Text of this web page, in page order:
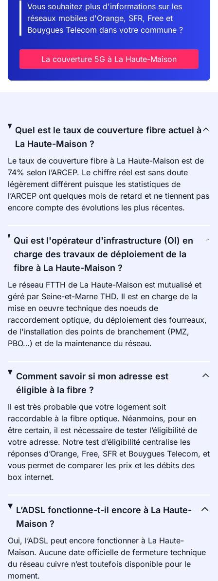
Vous souhaitez plus d'informations sur les
réseaux mobiles d'Orange, SFR, Free et
Bouygues Telecom dans votre commune ?
La couverture 5G à La Haute-Maison
Quel est le taux de couverture fibre actuel à
La Haute-Maison ?
Le taux de couverture fibre à La Haute-Maison est de
74% selon l’ARCEP. Le chiffre réel est sans doute
légèrement différent puisque les statistiques de
l’ARCEP ont quelques mois de retard et ne tiennent pas
encore compte des évolutions les plus récentes.
Qui est l'opérateur d'infrastructure (OI) en
charge des travaux de déploiement de la
fibre à La Haute-Maison ?
Le réseau FTTH de La Haute-Maison est mutualisé et
géré par Seine-et-Marne THD. Il est en charge de la
mise en oeuvre technique des noeuds de
raccordement optique, du déploiement des fourreaux,
de l'installation des points de branchement (PMZ,
PBO…) et de la maintenance du réseau.
Comment savoir si mon adresse est
éligible à la fibre ?
Il est très probable que votre logement soit
raccordable à la fibre optique. Néanmoins, pour en
être certain, il est nécessaire de tester l’éligibilité de
votre adresse. Notre test d’éligibilité centralise les
réponses d’Orange, Free, SFR et Bouygues Telecom, et
vous permet de comparer les prix et les débits des
box internet.
L’ADSL fonctionne-t-il encore à La Haute-
Maison ?
Oui, l’ADSL peut encore fonctionner à La Haute-
Maison. Aucune date officielle de fermeture technique
du réseau cuivre n’est toutefois disponible pour le
moment.